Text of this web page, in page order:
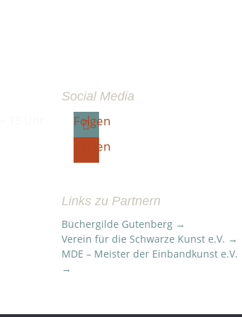
Social Media
Folgen
Folgen
Links zu Partnern
Büchergilde Gutenberg →
Verein für die Schwarze Kunst e.V. →
MDE – Meister der Einbandkunst e.V.
→